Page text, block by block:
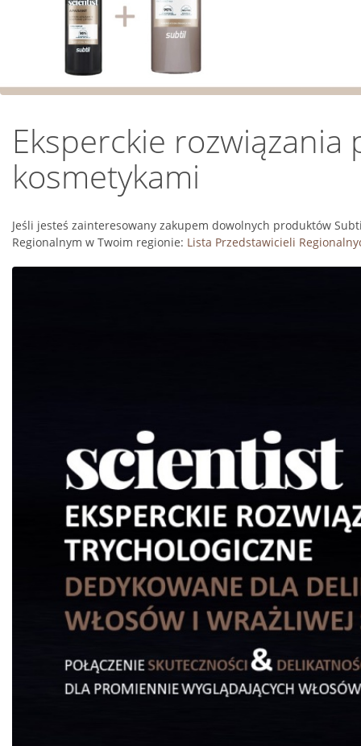
Eksperckie
kosmetykami
Jeśli jesteś zainteresowany zakupem dowolnych produktów
Regionalnym w Twoim regionie: Lista Przedstawicieli